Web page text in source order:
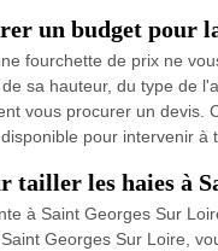
un budget pour
fourchette de prix ne
sa hauteur, du type de
vous procurer un devis.
pour intervenir à
tailler les haies à
à Saint Georges Sur
Georges Sur Loire,